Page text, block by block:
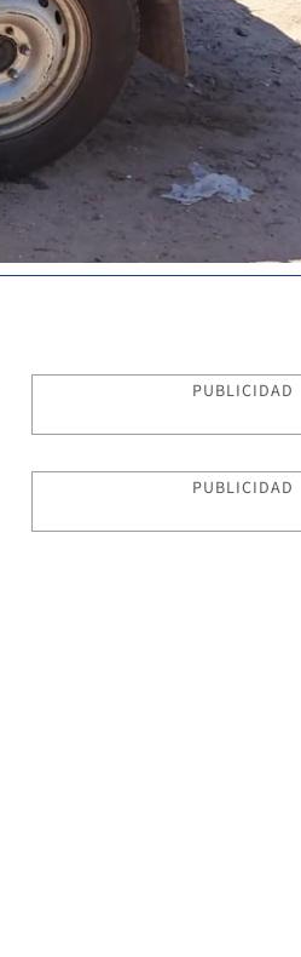
PUBLICIDAD
PUBLICIDAD